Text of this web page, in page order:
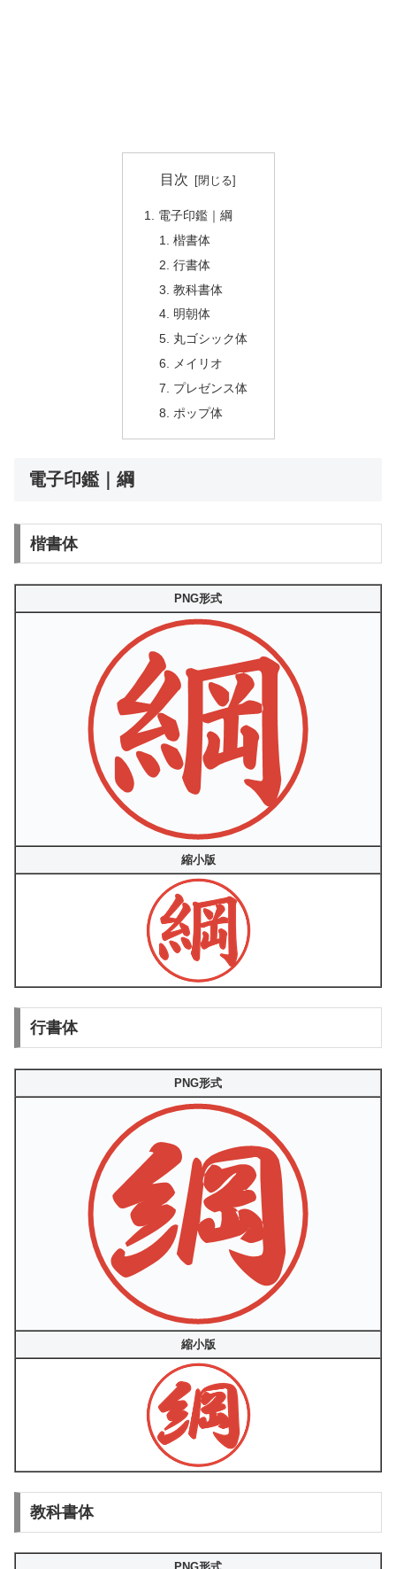
目次
電子印鑑｜綱
楷書体
行書体
教科書体
明朝体
丸ゴシック体
メイリオ
プレゼンス体
ポップ体
電子印鑑｜綱
楷書体
PNG形式
縮小版
行書体
PNG形式
縮小版
教科書体